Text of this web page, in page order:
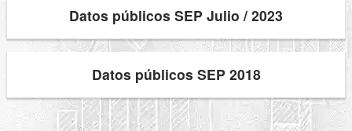
Datos públicos SEP Julio / 2023
Datos públicos SEP 2018